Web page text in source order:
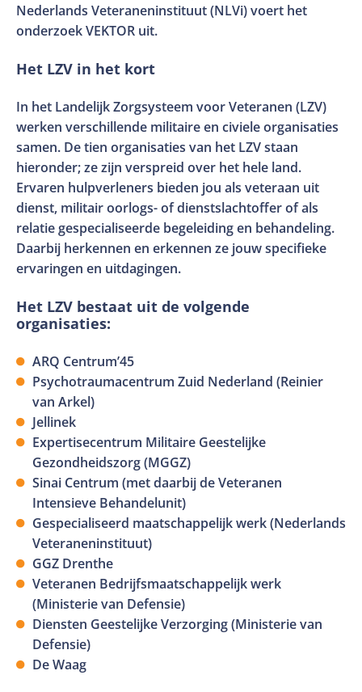
Nederlands Veteraneninstituut (NLVi) voert het
onderzoek VEKTOR uit.
Het LZV in het kort
In het Landelijk Zorgsysteem voor Veteranen (LZV)
werken verschillende militaire en civiele organisaties
samen. De tien organisaties van het LZV staan
hieronder; ze zijn verspreid over het hele land.
Ervaren hulpverleners bieden jou als veteraan uit
dienst, militair oorlogs- of dienstslachtoffer of als
relatie gespecialiseerde begeleiding en behandeling.
Daarbij herkennen en erkennen ze jouw specifieke
ervaringen en uitdagingen.
Het LZV bestaat uit de volgende
organisaties:
ARQ Centrum’45
Psychotraumacentrum Zuid Nederland (Reinier
van Arkel)
Jellinek
Expertisecentrum Militaire Geestelijke
Gezondheidszorg (MGGZ)
Sinai Centrum (met daarbij de Veteranen
Intensieve Behandelunit)
Gespecialiseerd maatschappelijk werk (Nederlands
Veteraneninstituut)
GGZ Drenthe
Veteranen Bedrijfsmaatschappelijk werk
(Ministerie van Defensie)
Diensten Geestelijke Verzorging (Ministerie van
Defensie)
De Waag